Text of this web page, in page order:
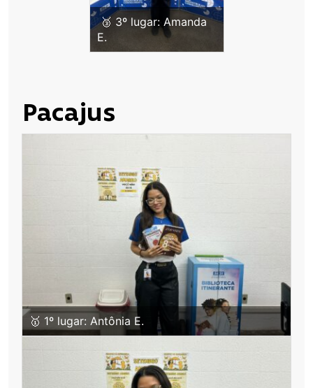
🥉 3º lugar: Amanda
E.
Pacajus
🥇 1º lugar: Antônia E.